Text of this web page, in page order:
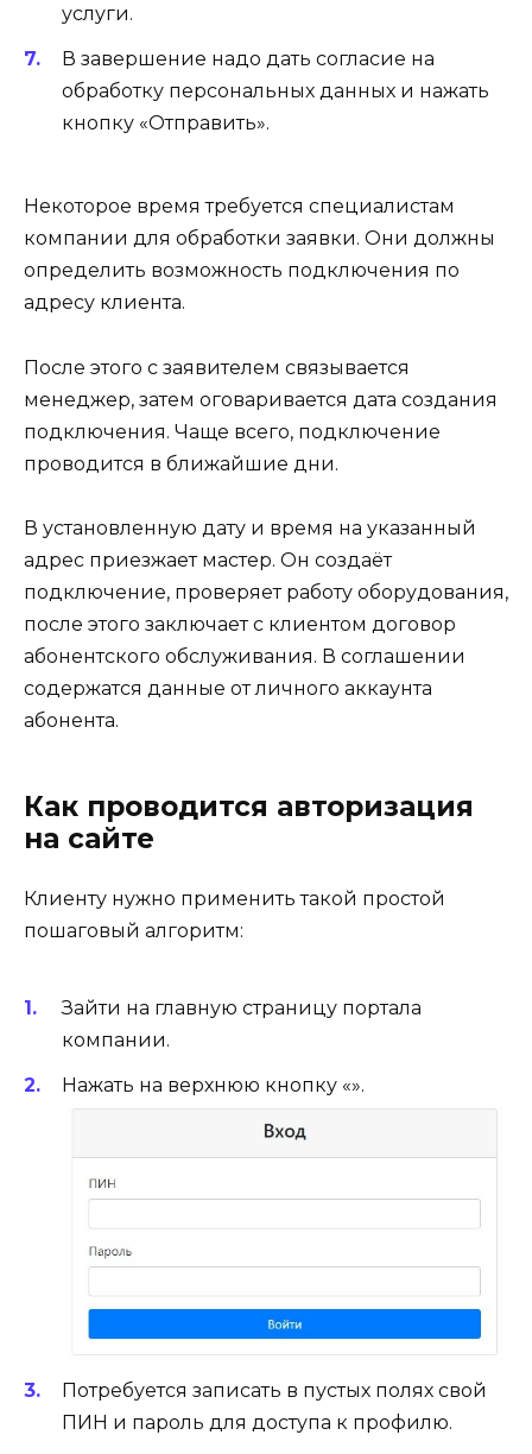
услуги.
В завершение надо дать согласие на
обработку персональных данных и нажать
кнопку «Отправить».
Некоторое время требуется специалистам
компании для обработки заявки. Они должны
определить возможность подключения по
адресу клиента.
После этого с заявителем связывается
менеджер, затем оговаривается дата создания
подключения. Чаще всего, подключение
проводится в ближайшие дни.
В установленную дату и время на указанный
адрес приезжает мастер. Он создаёт
подключение, проверяет работу оборудования,
после этого заключает с клиентом договор
абонентского обслуживания. В соглашении
содержатся данные от личного аккаунта
абонента.
Как проводится авторизация
на сайте
Клиенту нужно применить такой простой
пошаговый алгоритм:
Зайти на главную страницу портала
компании.
Нажать на верхнюю кнопку «».
Потребуется записать в пустых полях свой
ПИН и пароль для доступа к профилю.